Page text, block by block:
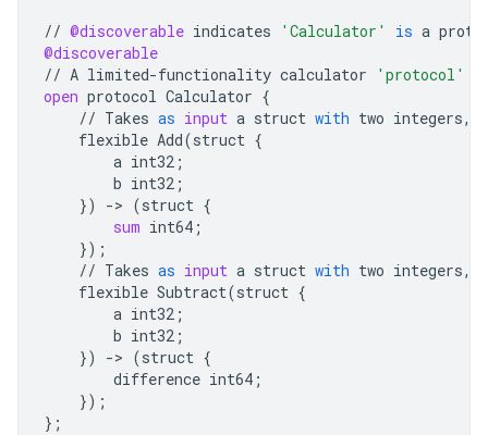
// @discoverable indicates 'Calculator' is a
@discoverable
// A limited-functionality calculator 'protocol'
open protocol Calculator {
// Takes as input a struct with two integers,
flexible Add(struct {
a int32 ;
b int32 ;
})
-> (struct {
sum int64 ;
});
// Takes as input a struct with two integers,
flexible Subtract(struct {
a int32 ;
b int32 ;
})
-> (struct {
difference int64 ;
});
};